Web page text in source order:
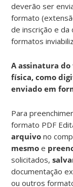
deverão ser
formato
de inscrição e
formatos
A assinatura
física, como
enviado em
Para
formato PDF
arquivono
mesmo e
solicitados,
documentação
ou outros